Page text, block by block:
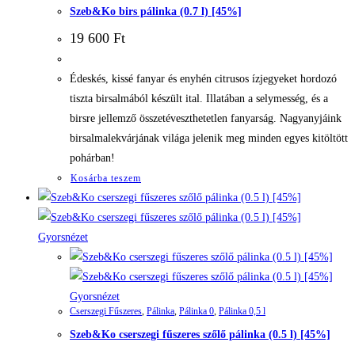
Szeb&Ko birs pálinka (0.7 l) [45%]
19 600 Ft
Édeskés, kissé fanyar és enyhén citrusos ízjegyeket hordozó
tiszta birsalmából készült ital. Illatában a selymesség, és a
birsre jellemző összetéveszthetetlen fanyarság. Nagyanyjáink
birsalmalekvárjának világa jelenik meg minden egyes kitöltött
pohárban!
Kosárba teszem
Gyorsnézet
Gyorsnézet
Cserszegi Fűszeres Pálinka Pálinka 0 Pálinka 0,5 l
Szeb&Ko cserszegi fűszeres szőlő pálinka (0.5 l) [45%]